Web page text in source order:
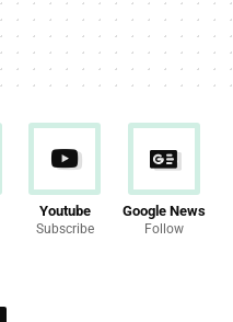
Youtube
Subscribe
Google News
Follow